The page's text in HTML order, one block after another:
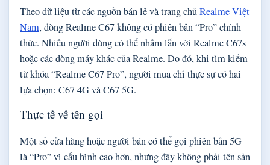
Theo dữ liệu từ các nguồn bán lẻ và trang chủRealme Việt
Nam, dòng Realme C67 không có phiên bản “Pro” chính
thức. Nhiều người dùng có thể nhầm lẫn với Realme C67s
hoặc các dòng máy khác của Realme. Do đó, khi tìm kiếm
từ khóa “Realme C67 Pro”, người mua chỉ thực sự có hai
lựa chọn: C67 4G và C67 5G.
Thực tế về tên gọi
Một số cửa hàng hoặc người bán có thể gọi phiên bản 5G
là “Pro” vì cấu hình cao hơn, nhưng đây không phải tên sản